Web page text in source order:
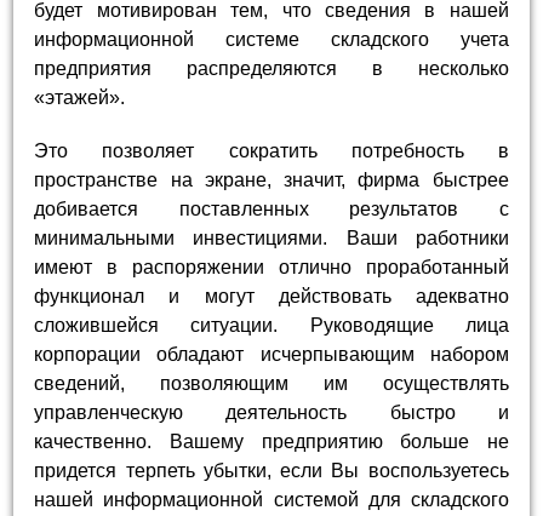
будет мотивирован тем, что сведения в нашей
информационной системе складского учета
предприятия распределяются в несколько
«этажей».
Это позволяет сократить потребность в
пространстве на экране, значит, фирма быстрее
добивается поставленных результатов с
минимальными инвестициями. Ваши работники
имеют в распоряжении отлично проработанный
функционал и могут действовать адекватно
сложившейся ситуации. Руководящие лица
корпорации обладают исчерпывающим набором
сведений, позволяющим им осуществлять
управленческую деятельность быстро и
качественно. Вашему предприятию больше не
придется терпеть убытки, если Вы воспользуетесь
нашей информационной системой для складского